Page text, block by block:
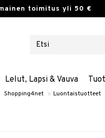
toimitus yli 50 €
Lelut, Lapsi & Vauva
Shopping4net » Luontaistuotteet